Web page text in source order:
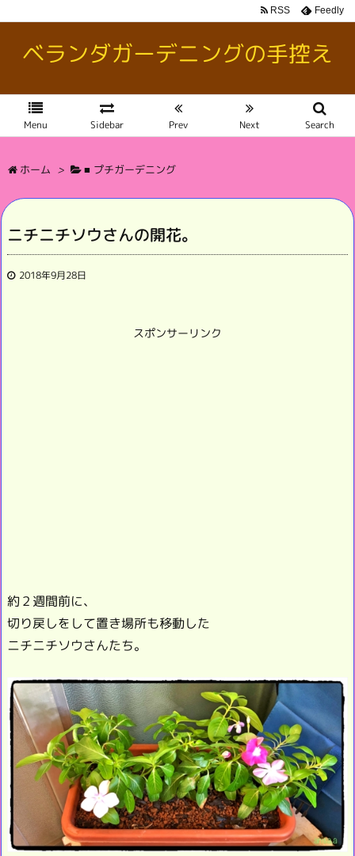
ベランダガーデニングの手控え
Menu Sidebar Prev Next Search
RSS Feedly
ホーム > ■ プチガーデニング
ニチニチソウさんの開花。
2018年9月28日
スポンサーリンク
約２週間前に、
切り戻しをして置き場所も移動した
ニチニチソウさんたち。